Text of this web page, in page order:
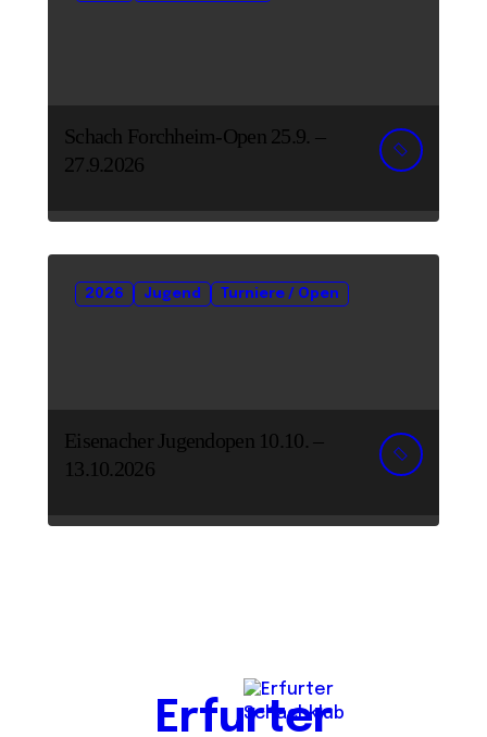
Schach Forchheim-Open 25.9. –
27.9.2026
2026 Jugend Turniere / Open
Eisenacher Jugendopen 10.10. –
13.10.2026
Erfurter